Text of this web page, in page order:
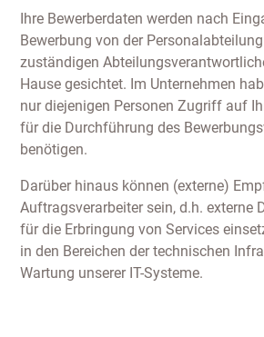
Ihre Bewerberdaten werden nach
Bewerbung von der
zuständigen
Hause gesichtet. Im Unternehmen
nur diejenigen Personen Zugriff auf
für die Durchführung des
benötigen.
Darüber hinaus können (externe)
Auftragsverarbeiter sein, d.h. externe
für die Erbringung von Services
in den Bereichen der technischen
Wartung unserer IT-Systeme.